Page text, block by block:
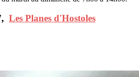
Les Planes d'Hostoles